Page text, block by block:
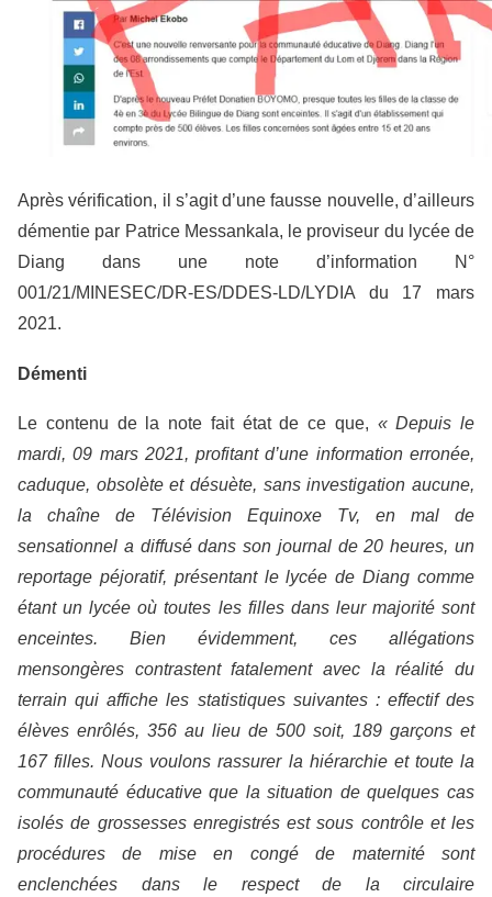
Après vérification, il s’agit d’une fausse nouvelle, d’ailleurs
démentie par Patrice Messankala, le proviseur du lycée de
Diang dans une note d’information N°
001/21/MINESEC/DR-ES/DDES-LD/LYDIA du 17 mars
2021.
Démenti
Le contenu de la note fait état de ce que, « Depuis le
mardi, 09 mars 2021, profitant d’une information erronée,
caduque, obsolète et désuète, sans investigation aucune,
la chaîne de Télévision Equinoxe Tv, en mal de
sensationnel a diffusé dans son journal de 20 heures, un
reportage péjoratif, présentant le lycée de Diang comme
étant un lycée où toutes les filles dans leur majorité sont
enceintes. Bien évidemment, ces allégations
mensongères contrastent fatalement avec la réalité du
terrain qui affiche les statistiques suivantes : effectif des
élèves enrôlés, 356 au lieu de 500 soit, 189 garçons et
167 filles. Nous voulons rassurer la hiérarchie et toute la
communauté éducative que la situation de quelques cas
isolés de grossesses enregistrés est sous contrôle et les
procédures de mise en congé de maternité sont
enclenchées dans le respect de la circulaire